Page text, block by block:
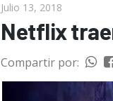
Julio 13, 2018
Netflix
Compartir por: